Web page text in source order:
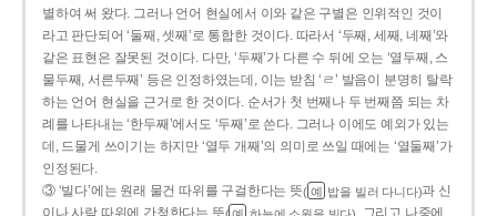
별하여 써 왔다. 그러나 언어 현실에서 이와 같은 구별은 인위적인 것이
라고 판단되어 ‘둘째, 셋째’로 통합한 것이다. 따라서 ‘두째, 세째, 네째’와
같은 표현은 잘못된 것이다. 다만, ‘두째’가 다른 수 뒤에 오는 ‘열두째, 스
물두째, 서른두째’ 등은 인정하였는데, 이는 받침 ‘ㄹ’ 발음이 분명히 탈락
하는 언어 현실을 근거로 한 것이다. 순서가 첫 번째나 두 번째쯤 되는 차
례를 나타내는 ‘한두째’에서도 ‘두째’로 쓴다. 그러나 이에도 예외가 있는
데, 드물게 쓰이기는 하지만 ‘열두 개째’의 의미로 쓰일 때에는 ‘열둘째’가
인정된다.
③ ‘빌다’에는 원래 물건 따위를 구걸한다는 뜻( 예 밥을 빌러 다니다)과 신
이나 사람 따위에 간청한다는 뜻
, 그리고 나중에